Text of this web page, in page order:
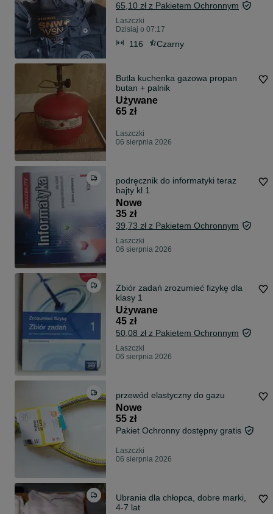
65,10 zł z Pakietem Ochronnym
Laszczki
Dzisiaj o 07:17
116 Czarny
Butla kuchenka gazowa propan
butan + palnik
Używane
65 zł
Laszczki
06 sierpnia 2026
podręcznik do informatyki teraz
bajty kl 1
Nowe
35 zł
39,73 zł z Pakietem Ochronnym
Laszczki
06 sierpnia 2026
Zbiór zadań zrozumieć fizykę dla
klasy 1
Używane
45 zł
50,08 zł z Pakietem Ochronnym
Laszczki
06 sierpnia 2026
przewód elastyczny do gazu
Nowe
55 zł
Pakiet Ochronny dostępny gratis
Laszczki
06 sierpnia 2026
Ubrania dla chłopca, dobre marki,
4-7 lat